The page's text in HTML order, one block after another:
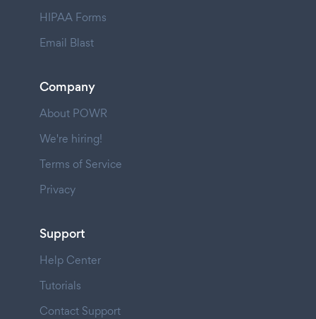
HIPAA Forms
Email Blast
Company
About POWR
We're hiring!
Terms of Service
Privacy
Support
Help Center
Tutorials
Contact Support